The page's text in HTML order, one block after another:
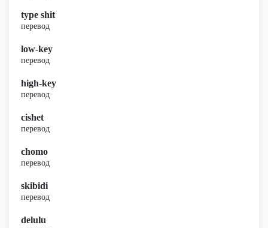
type shit
перевод
low-key
перевод
high-key
перевод
cishet
перевод
chomo
перевод
skibidi
перевод
delulu